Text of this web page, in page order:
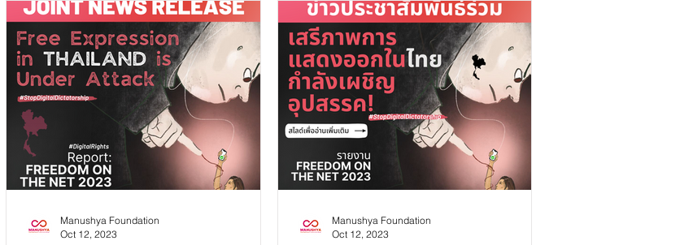
Manushya Foundation
Oct 12, 2023
Manushya Foundation
Oct 12, 2023